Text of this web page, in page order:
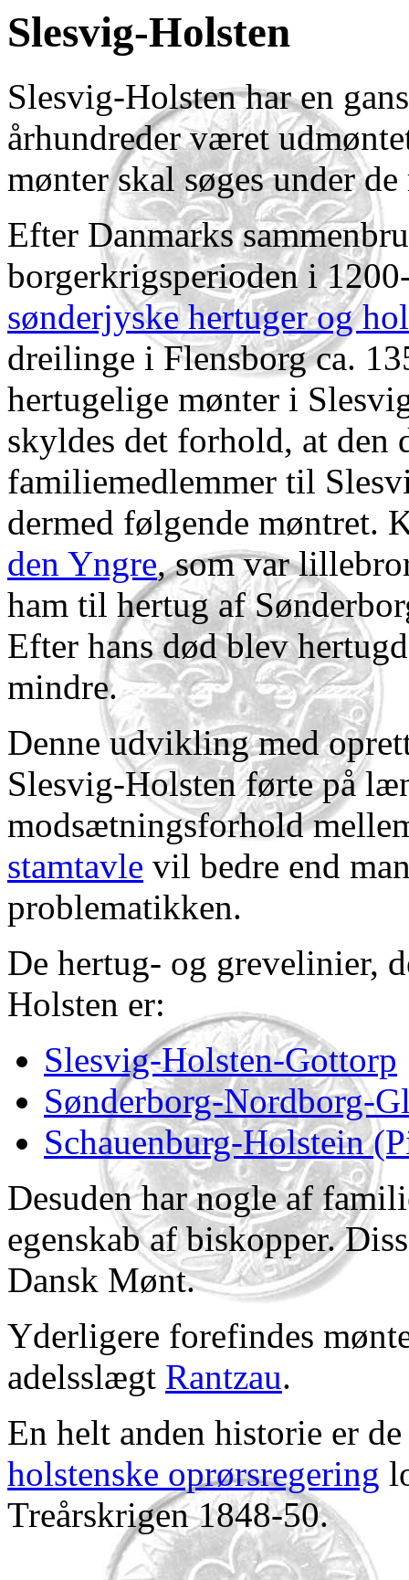
Slesvig-Holsten
Slesvig-Holsten har en
århundreder været
mønter skal søges under
Efter Danmarks
borgerkrigsperioden i
sønderjyske hertuger og
dreilinge i Flensborg ca.
hertugelige mønter i
skyldes det forhold, at den
familiemedlemmer til
dermed følgende møntret.
den Yngre, som var
ham til hertug af
Efter hans død blev
mindre.
Denne udvikling med
Slesvig-Holsten førte på
modsætningsforhold
stamtavle vil bedre end
problematikken.
De hertug- og grevelinier,
Holsten er:
Slesvig-Holsten-Gottorp
Sønderborg-Nordborg-
Schauenburg-Holstein
Desuden har nogle af
egenskab af biskopper.
Dansk Mønt.
Yderligere forefindes
adelsslægt Rantzau.
En helt anden historie er
holstenske oprørsregering
Treårskrigen 1848-50.